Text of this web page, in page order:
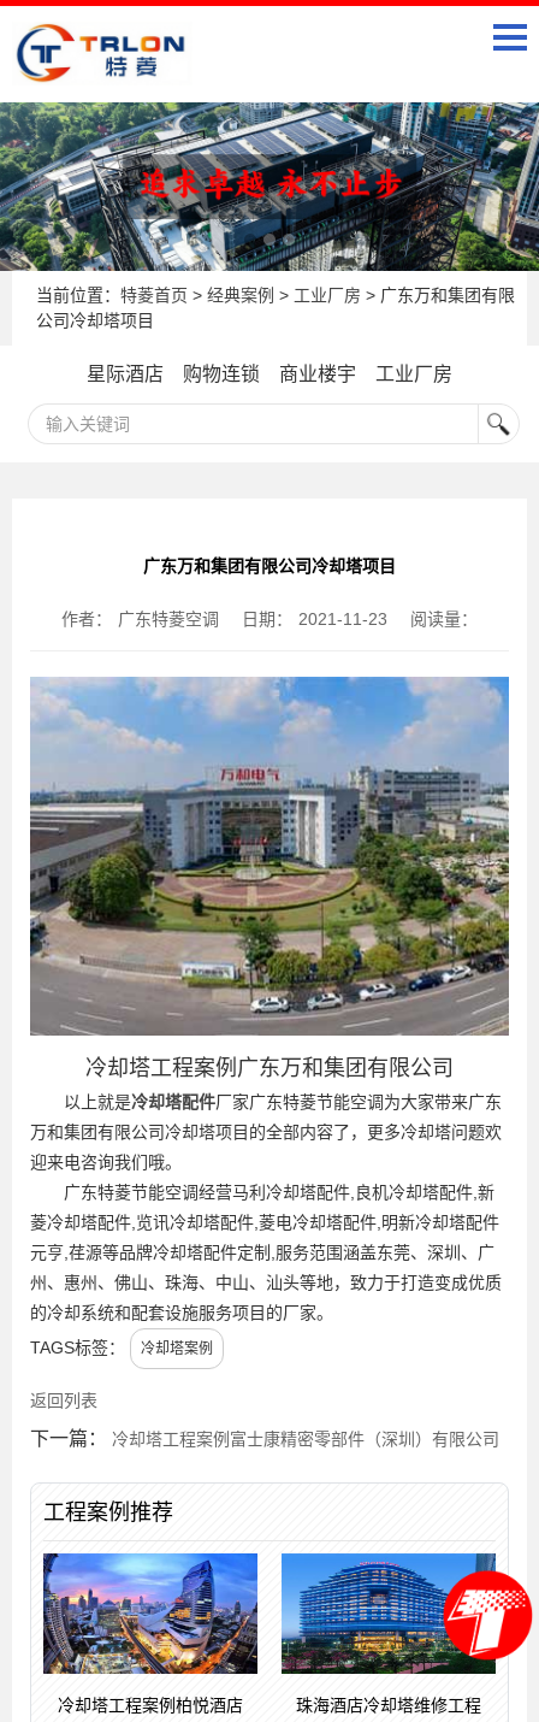
当前位置： 特菱首页 > 经典案例 > 工业厂房 > 广东万和集团有限
公司冷却塔项目
星际酒店 购物连锁 商业楼宇 工业厂房
广东万和集团有限公司冷却塔项目
作者： 广东特菱空调 日期： 2021-11-23 阅读量：
冷却塔工程案例广东万和集团有限公司
以上就是冷却塔配件厂家广东特菱节能空调为大家带来广东
万和集团有限公司冷却塔项目的全部内容了，更多冷却塔问题欢
迎来电咨询我们哦。
广东特菱节能空调经营马利冷却塔配件,良机冷却塔配件,新
菱冷却塔配件,览讯冷却塔配件,菱电冷却塔配件,明新冷却塔配件
元亨,荏源等品牌冷却塔配件定制,服务范围涵盖东莞、深圳、广
州、惠州、佛山、珠海、中山、汕头等地，致力于打造变成优质
的冷却系统和配套设施服务项目的厂家。
TAGS标签：
冷却塔案例
返回列表
下一篇： 冷却塔工程案例富士康精密零部件（深圳）有限公司
工程案例推荐
冷却塔工程案例柏悦酒店 珠海酒店冷却塔维修工程